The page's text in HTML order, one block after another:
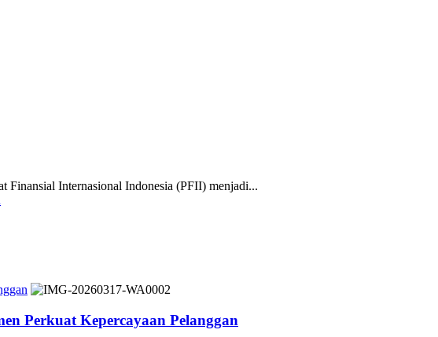
Internasional Indonesia (PFII) menjadi...
Perkuat Kepercayaan Pelanggan